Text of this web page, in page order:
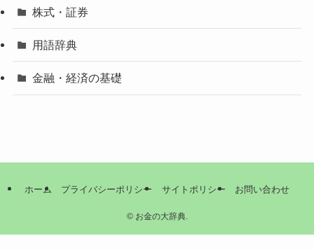
株式・証券
用語辞典
金融・経済の基礎
ホーム プライバシーポリシー サイトポリシー お問い合わせ
©お金の大辞典.